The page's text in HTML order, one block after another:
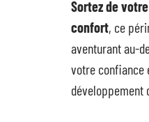
Sortez de
confort, ce
aventurant au-
votre confiance
développement